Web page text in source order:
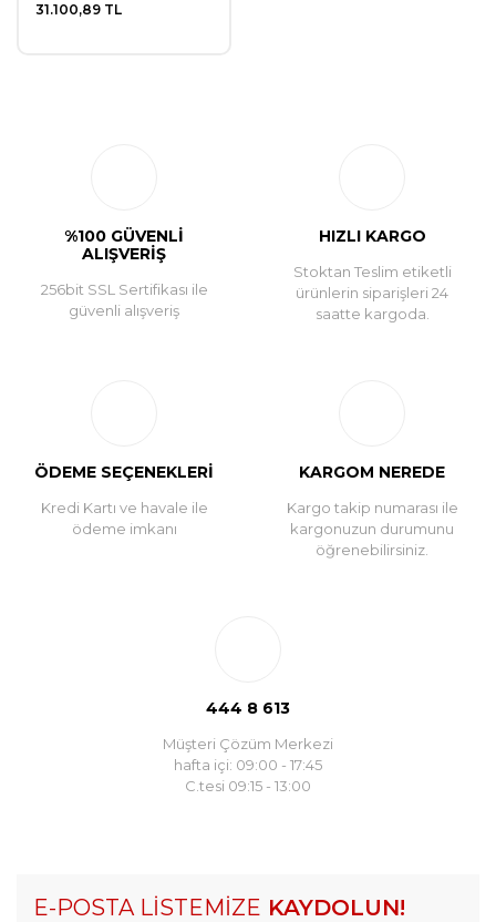
31.100,89 TL
%100 GÜVENLİ
ALIŞVERİŞ
256bit SSL Sertifikası ile
güvenli alışveriş
HIZLI KARGO
Stoktan Teslim etiketli
ürünlerin siparişleri 24
saatte kargoda.
ÖDEME SEÇENEKLERİ
Kredi Kartı ve havale ile
ödeme imkanı
KARGOM NEREDE
Kargo takip numarası ile
kargonuzun durumunu
öğrenebilirsiniz.
444 8 613
Müşteri Çözüm Merkezi
hafta içi: 09:00 - 17:45
C.tesi 09:15 - 13:00
E-POSTA LİSTEMİZE KAYDOLUN!